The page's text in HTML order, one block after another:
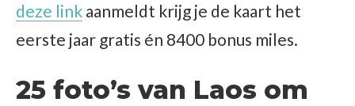
deze link aanmeldt krijg je de kaart het
eerste jaar gratis én 8400 bonus miles.
25 foto’s van Laos om